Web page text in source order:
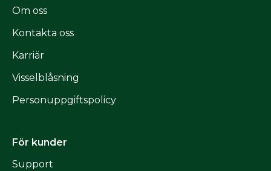
Om oss
Kontakta oss
Karriär
Visselblåsning
Personuppgiftspolicy
För kunder
Support